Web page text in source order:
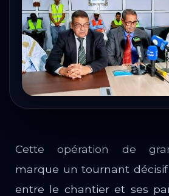
Cette opération de
marque un tournant
entre le chantier et ses